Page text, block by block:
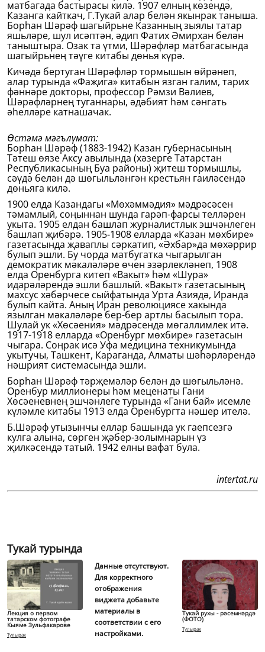
матбагада бастырасы килә. 1907 елның көзендә,
Казанга кайткач, Г.Тукай алар белән якынрак таныша.
Борһан Шәрәф шагыйрьне Казанның зыялы татар
яшьләре, шул исәптән, әдип Фатих Әмирхан белән
таныштыра. Озак та үтми, Шәрәфләр матбагасында
шагыйрьнең тәүге китабы дөнья күрә.
Кичәдә бертуган Шәрәфләр тормышын өйрәнеп,
алар турында «Фаҗига» китабын язган галим, тарих
фәннәре докторы, профессор Рәмзи Вәлиев,
Шәрәфләрнең туганнары, әдәбият һәм сәнгать
әһелләре катнашачак.
Өстәмә мәгълүмат:
Борһан Шәрәф (1883-1942) Казан губернасының
Тәтеш өязе Аксу авылында (хәзерге Татарстан
Республикасының Буа районы) җитеш тормышлы,
сәүдә белән дә шөгыльләнгән крестьян гаиләсендә
дөньяга килә.
1900 елда Казандагы «Мөхәммәдия» мәдрәсәсен
тәмамлый, соңыннан шунда гарәп-фарсы телләрен
укыта. 1905 елдан башлап журналистлык эшчәнлеген
башлап җибәрә. 1905-1908 елларда «Казан мөхбире»
газетасында җаваплы сәркатип, «Әхбар»да мөхәррир
булып эшли. Бу чорда матбугатка чыгарылган
демократик мәкаләләре өчен эзәрлекләнеп, 1908
елда Оренбурга китеп «Вакыт» һәм «Шура»
идарәләрендә эшли башлый. «Вакыт» газетасының
махсус хәбәрчесе сыйфатында Урта Азиядә, Иранда
булып кайта. Аның Иран революциясе хакында
язылган мәкаләләре бер-бер артлы басылып тора.
Шулай ук «Хөсәения» мәдрәсендә мөгаллимлек итә.
1917-1918 елларда «Оренбург мөхбире» газетасын
чыгара. Соңрак исә Уфа медицина техникумында
укытучы, Ташкент, Караганда, Алматы шәһәрләрендә
нәшрият системасында эшли.
Борһан Шәрәф тәрҗемәләр белән дә шөгыльләнә.
Оренбур миллионеры һәм меценаты Гани
Хөсәеневнең эшчәнлеге турында «Гани бай» исемле
күләмле китабы 1913 елда Оренбургта нәшер ителә.
Б.Шәрәф утызынчы еллар башында ук гаепсезгә
кулга алына, сөрген җәбер-золымнарын үз
җилкәсендә татый. 1942 елны вафат була.
intertat.ru
Тукай турында
Лекция о первом
татарском фотографе
Кыяме Зульфакарове
Тулырак
Данные отсутствуют.
Для корректного
отображения
виджета добавьте
материалы в
соответствии с его
настройками.
Тукай рухы - рәсемнәрдә
(ФОТО)
Тулырак